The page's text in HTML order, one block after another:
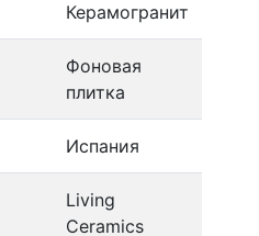
Керамогранит
Фоновая
плитка
Испания
Living
Ceramics